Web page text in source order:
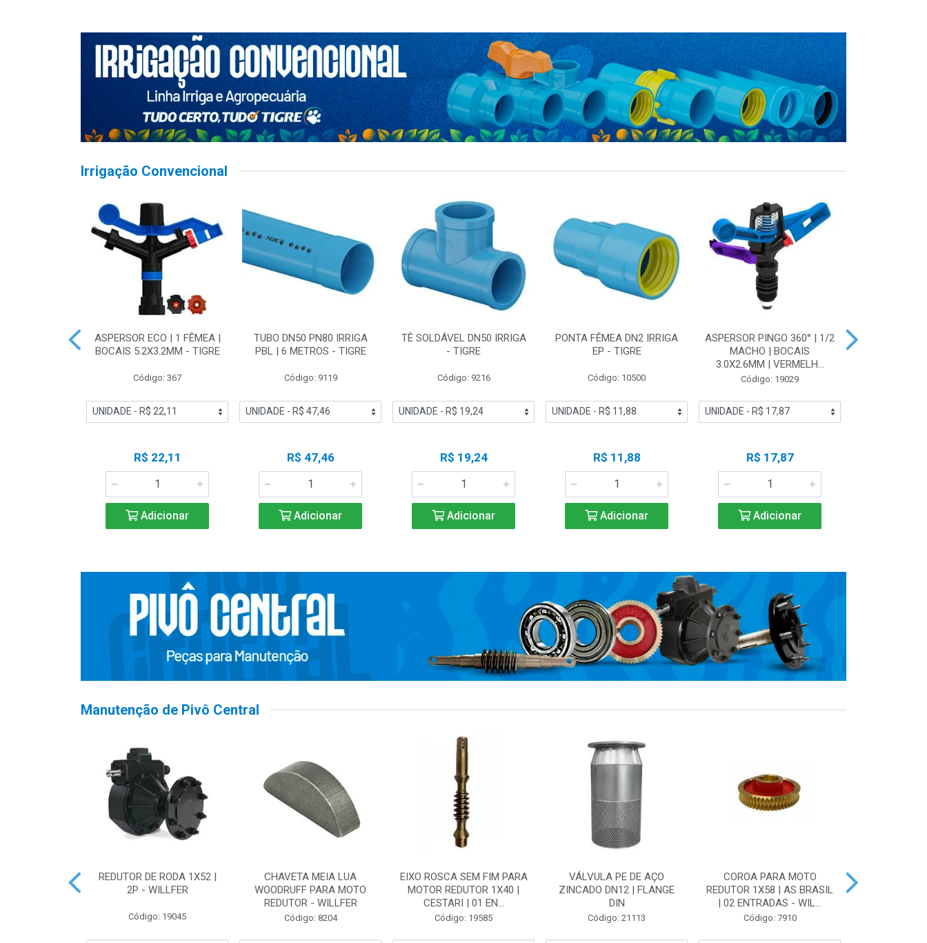
Irrigação Convencional
ASPERSOR ECO | 1 FÊMEA |
BOCAIS 5.2X3.2MM - TIGRE
Código: 367
R$ 22,11
Adicionar
TUBO DN50 PN80 IRRIGA
PBL | 6 METROS - TIGRE
Código: 9119
R$ 47,46
Adicionar
TÊ SOLDÁVEL DN50 IRRIGA
- TIGRE
Código: 9216
R$ 19,24
Adicionar
PONTA FÊMEA DN2 IRRIGA
EP - TIGRE
Código: 10500
R$ 11,88
Adicionar
ASPERSOR PINGO 360° | 1/2
MACHO | BOCAIS
3.0X2.6MM | VERMELH...
Código: 19029
R$ 17,87
Adicionar
Manutenção de Pivô Central
REDUTOR DE RODA 1X52 |
2P - WILLFER
Código: 19045
CHAVETA MEIA LUA
WOODRUFF PARA MOTO
REDUTOR - WILLFER
Código: 8204
EIXO ROSCA SEM FIM PARA
MOTOR REDUTOR 1X40 |
CESTARI | 01 EN...
Código: 19585
VÁLVULA PE DE AÇO
ZINCADO DN12 | FLANGE
DIN
Código: 21113
COROA PARA MOTO
REDUTOR 1X58 | AS BRASIL
| 02 ENTRADAS - WIL...
Código: 7910